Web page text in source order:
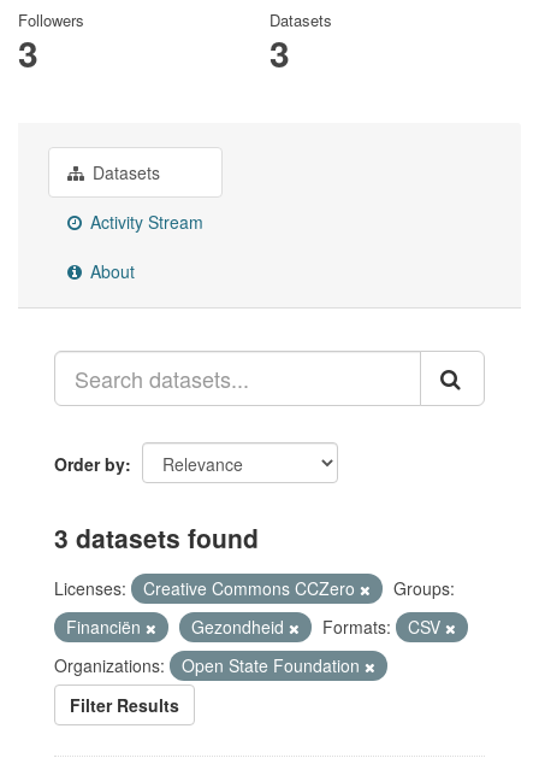
Followers
3
Datasets
3
Datasets
Activity Stream
About
Order by
3 datasets found
Licenses: Creative Commons CCZero
Groups:
Financiën
Gezondheid Formats:
CSV
Organizations:
Open State Foundation
Filter Results